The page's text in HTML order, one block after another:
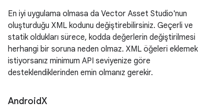
En iyi uygulama olmasa da Vector Asset Studio'nun
oluşturduğu XML kodunu değiştirebilirsiniz. Geçerli ve
statik oldukları sürece, kodda değerlerin değiştirilmesi
herhangi bir soruna neden olmaz. XML öğeleri eklemek
istiyorsanız minimum API seviyenize göre
desteklendiklerinden emin olmanız gerekir.
AndroidX